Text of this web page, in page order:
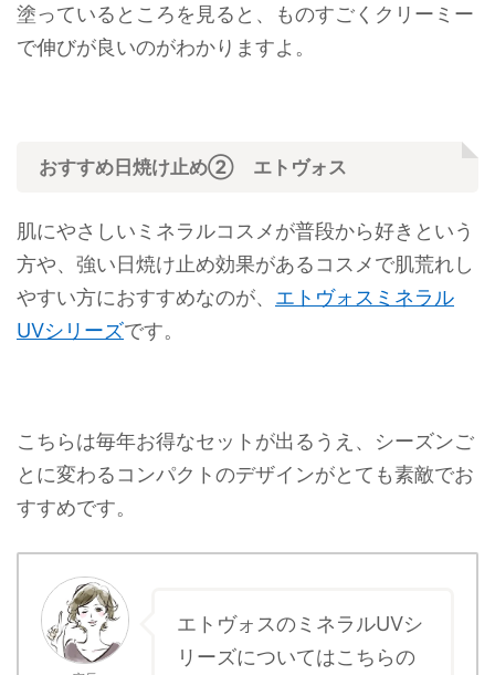
塗っているところを見ると、ものすごくクリーミー
で伸びが良いのがわかりますよ。
おすすめ日焼け止め② エトヴォス
肌にやさしいミネラルコスメが普段から好きという
方や、強い日焼け止め効果があるコスメで肌荒れし
やすい方におすすめなのが、 エトヴォスミネラル
UVシリーズです。
こちらは毎年お得なセットが出るうえ、シーズンご
とに変わるコンパクトのデザインがとても素敵でお
すすめです。
エトヴォスのミネラルUVシ
リーズについてはこちらの